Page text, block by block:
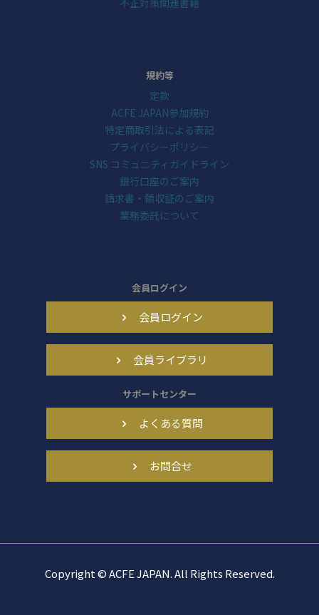
規約等
定款
ACFE JAPAN参加規約
特定商取引法による表記
プライバシーポリシー
SNS コミュニティガイドライン
銀行口座のご案内
請求書・領収証のご案内
業務委託について
会員ログイン
会員ログイン
会員ライブラリ
サポートセンター
よくある質問
お問合せ
Copyright © ACFE JAPAN. All Rights Reserved.